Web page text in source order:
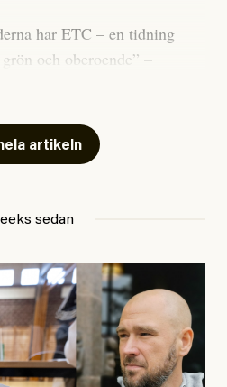
har ETC – en tidning
och oberoende” –
att vara en ”röd, grön och
vad är egentligen bra
. Enligt ingressen
vars ”bakgrund skapar
Problemet är att artikeln
palestinarörelsen – och den
artikeln
sedan